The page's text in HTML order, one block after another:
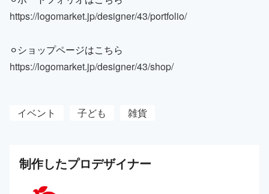
https://logomarket.jp/designer/43/portfolio/
⚪︎ショップページはこちら
https://logomarket.jp/designer/43/shop/
イベント 子ども 雑貨
制作したプロデザイナー